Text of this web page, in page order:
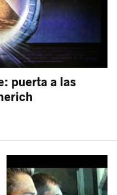
puerta a las